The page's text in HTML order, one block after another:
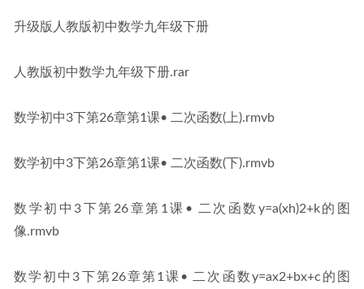
升级版人教版初中数学九年级下册
人教版初中数学九年级下册.rar
数学初中3下第26章第1课• 二次函数(上).rmvb
数学初中3下第26章第1课• 二次函数(下).rmvb
数学初中3下第26章第1课• 二次函数y=a(xh)2+k的图
像.rmvb
数学初中3下第26章第1课• 二次函数y=ax2+bx+c的图